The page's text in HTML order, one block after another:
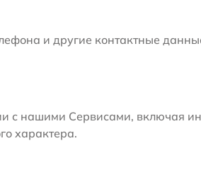
и другие контактные
нашими Сервисами, включая
характера.